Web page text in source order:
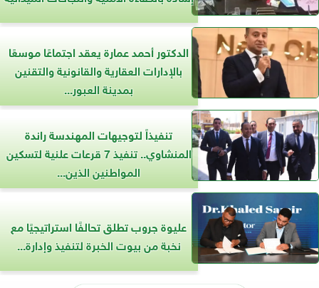
الدكتور أحمد عمارة يعقد اجتماعًا موسعًا
بالإدارات العقارية والقانونية والتقنين
بمدينة العبور...
تنفيذاً لتوجيهات المهندسة راندة
المنشاوي.. تنفيذ 7 قرعات علنية لتسكين
المواطنين الذين...
عليوة جروب تطلق تحالفًا استراتيجيًا مع
نخبة من بيوت الخبرة لتنفيذ وإدارة...